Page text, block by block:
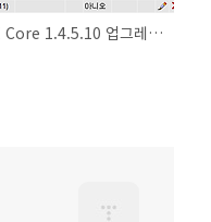
XE Core 1.4.5.10 업그레이드후 '페이지를 찾을 수 없습니다'